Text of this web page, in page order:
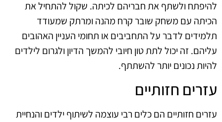
להיפתח ולשתף את חבריהם לכיתה. שקול להתחיל את
הכיתה עם משחק שובר קרח מהנה ומרתק שמעודד
תלמידים לדבר על התחביבים או תחומי העניין האהובים
עליהם. זה יכול לתת טון חיובי להמשך הדיון ולגרום לילדים
להיות נכונים יותר להשתתף.
עזרים חזותיים
עזרים חזותיים הם כלים רבי עוצמה לשיתוף ילדים והנחיית